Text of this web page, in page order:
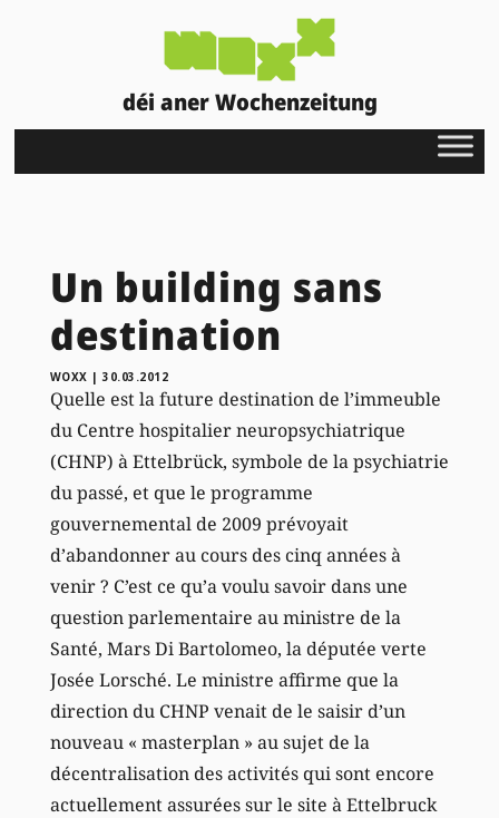
déi aner Wochenzeitung
Un building sans
destination
WOXX |30.03.2012
Quelle est la future destination de l’immeuble
du Centre hospitalier neuropsychiatrique
(CHNP) à Ettelbrück, symbole de la psychiatrie
du passé, et que le programme
gouvernemental de 2009 prévoyait
d’abandonner au cours des cinq années à
venir ? C’est ce qu’a voulu savoir dans une
question parlementaire au ministre de la
Santé, Mars Di Bartolomeo, la députée verte
Josée Lorsché. Le ministre affirme que la
direction du CHNP venait de le saisir d’un
nouveau « masterplan » au sujet de la
décentralisation des activités qui sont encore
actuellement assurées sur le site à Ettelbruck